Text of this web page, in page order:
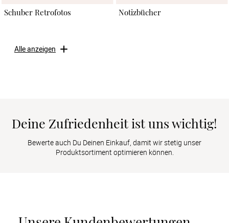
Schuber Retrofotos Notizbücher
Alle anzeigen
Deine Zufriedenheit ist uns wichtig!
Bewerte auch Du Deinen Einkauf, damit wir stetig unser
Produktsortiment optimieren können.